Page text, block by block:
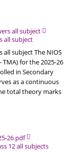
all subject
subject The NIOS
for the 2025-26
in Secondary
as a continuous
total theory marks
12 all subjects